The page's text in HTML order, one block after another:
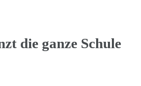
die ganze Schule